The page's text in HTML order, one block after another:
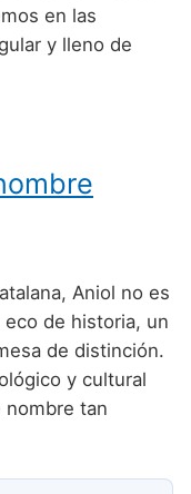
por G
por H
por J
por K
por N
por O
por P
en las
y lleno de
Aniol no es
de historia, un
de distinción.
y cultural
nombre tan